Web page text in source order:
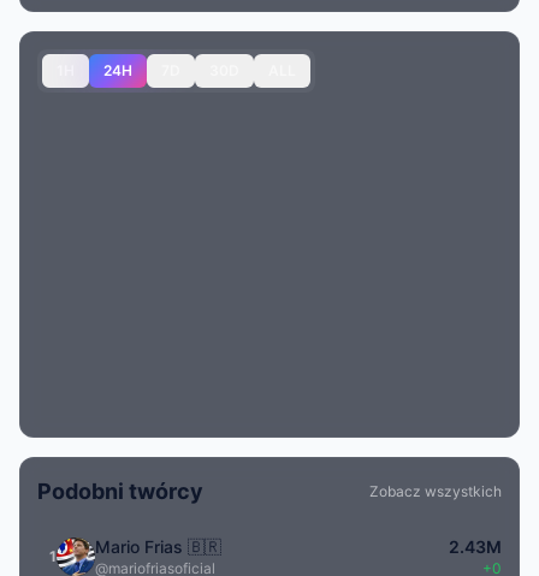
24H
Podobni twórcy Zobacz wszystkich
1 Mario Frias 🇧🇷
@mariofriasoficial
2.43M
+0